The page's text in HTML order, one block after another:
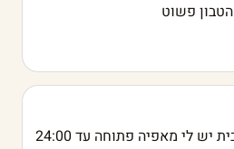
פשוט
אני יורד מתחת לבית יש לי מאפיה פתוחה עד 24:00